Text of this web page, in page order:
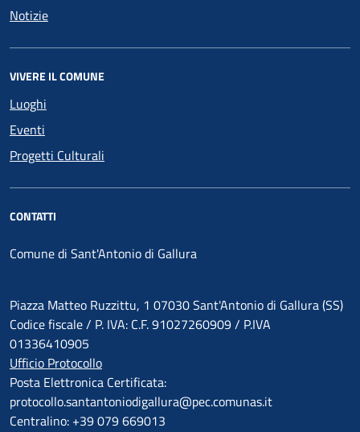
Notizie
VIVERE IL COMUNE
Luoghi
Eventi
Progetti Culturali
CONTATTI
Comune di Sant'Antonio di Gallura
Piazza Matteo Ruzzittu, 1 07030 Sant'Antonio di Gallura (SS)
Codice fiscale / P. IVA: C.F. 91027260909 / P.IVA
01336410905
Ufficio Protocollo
Posta Elettronica Certificata:
protocollo.santantoniodigallura@pec.comunas.it
Centralino: +39 079 669013